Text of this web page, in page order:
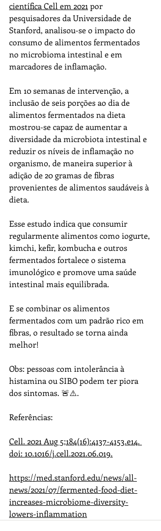
científica Cell em 2021 por
pesquisadores da Universidade de
Stanford, analisou-se o impacto do
consumo de alimentos fermentados
no microbioma intestinal e em
marcadores de inflamação.
Em 10 semanas de intervenção, a
inclusão de seis porções ao dia de
alimentos fermentados na dieta
mostrou-se capaz de aumentar a
diversidade da microbiota intestinal e
reduzir os níveis de inflamação no
organismo, de maneira superior à
adição de 20 gramas de fibras
provenientes de alimentos saudáveis à
dieta.
Esse estudo indica que consumir
regularmente alimentos como iogurte,
kimchi, kefir, kombucha e outros
fermentados fortalece o sistema
imunológico e promove uma saúde
intestinal mais equilibrada.
E se combinar os alimentos
fermentados com um padrão rico em
fibras, o resultado se torna ainda
melhor!
Obs: pessoas com intolerância à
histamina ou SIBO podem ter piora
dos sintomas. 🚨⚠️.
Referências:
Cell. 2021 Aug 5;184(16):4137-4153.e14.
doi: 10.1016/j.cell.2021.06.019.
https://med.stanford.edu/news/all-
news/2021/07/fermented-food-diet-
increases-microbiome-diversity-
lowers-inflammation